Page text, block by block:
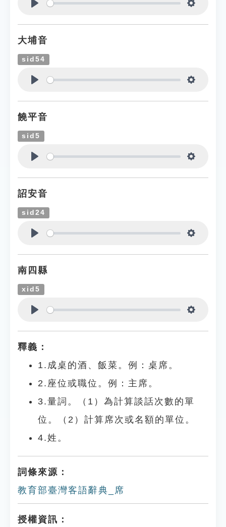
大埔音
sid54
饒平音
sid5
詔安音
sid24
南四縣
xid5
釋義：
1.成桌的酒、飯菜。例：桌席。
2.座位或職位。例：主席。
3.量詞。（1）為計算談話次數的單
位。（2）計算席次或名額的單位。
4.姓。
詞條來源：
教育部臺灣客語辭典_席
授權資訊：